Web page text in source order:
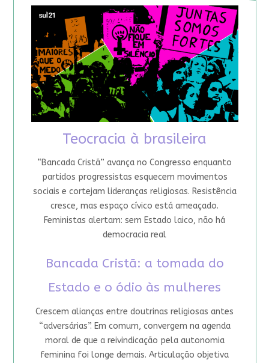
Teocracia à brasileira
“Bancada Cristã” avança no Congresso enquanto
partidos progressistas esquecem movimentos
sociais e cortejam lideranças religiosas. Resistência
cresce, mas espaço cívico está ameaçado.
Feministas alertam: sem Estado laico, não há
democracia real
Bancada Cristã: a tomada do
Estado e o ódio às mulheres
Crescem alianças entre doutrinas religiosas antes
“adversárias”. Em comum, convergem na agenda
moral de que a reivindicação pela autonomia
feminina foi longe demais. Articulação objetiva